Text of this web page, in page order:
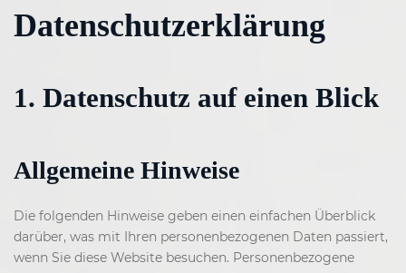
Datenschutzerklärung
1. Datenschutz auf einen Blick
Allgemeine Hinweise
Die folgenden Hinweise geben einen einfachen Überblick
darüber, was mit Ihren personenbezogenen Daten passiert,
wenn Sie diese Website besuchen. Personenbezogene